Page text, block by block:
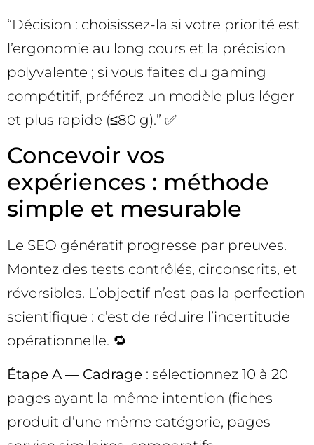
“Décision : choisissez-la si votre priorité est
l’ergonomie au long cours et la précision
polyvalente ; si vous faites du gaming
compétitif, préférez un modèle plus léger
et plus rapide (≤80 g).” ✅
Concevoir vos
expériences : méthode
simple et mesurable
Le SEO génératif progresse par preuves.
Montez des tests contrôlés, circonscrits, et
réversibles. L’objectif n’est pas la perfection
scientifique : c’est de réduire l’incertitude
opérationnelle. 🔁
Étape A — Cadrage : sélectionnez 10 à 20
pages ayant la même intention (fiches
produit d’une même catégorie, pages